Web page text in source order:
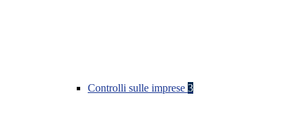
Controlli sulle imprese 3